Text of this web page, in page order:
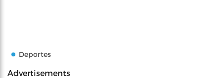
Deportes
Advertisements